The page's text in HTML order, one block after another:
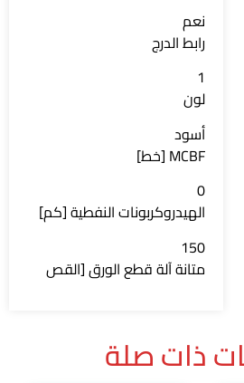
نعم
رابط الدرج
1
لون
أسود
MCBF [خط]
0
الهيدروكربونات النفطية [كم]
150
متانة آلة قطع الورق [القص
ذات صلة